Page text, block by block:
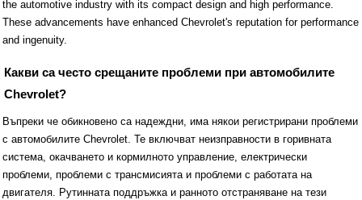
the automotive industry with its compact design and high performance.
These advancements have enhanced Chevrolet's reputation for performance
and ingenuity.
Какви са често срещаните проблеми при автомобилите
Chevrolet?
Въпреки че обикновено са надеждни, има някои регистрирани проблеми
с автомобилите Chevrolet. Те включват неизправности в горивната
система, окачването и кормилното управление, електрически
проблеми, проблеми с трансмисията и проблеми с работата на
двигателя. Рутинната поддръжка и ранното отстраняване на тези